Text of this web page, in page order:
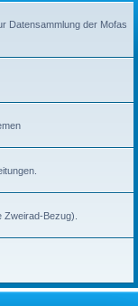
Datensammlung der Mofas
Bezug).